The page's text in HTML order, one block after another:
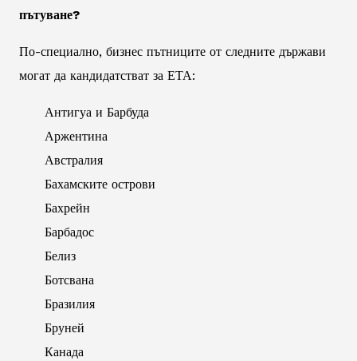
пътуване?
По-специално, бизнес пътниците от следните държави
могат да кандидатстват за ЕТА:
Антигуа и Барбуда
Аржентина
Австралия
Бахамските острови
Бахрейн
Барбадос
Белиз
Ботсвана
Бразилия
Бруней
Канада